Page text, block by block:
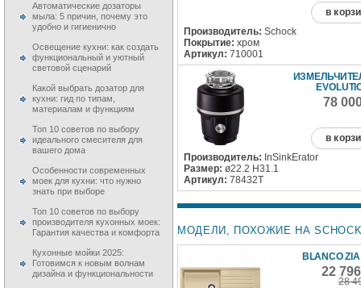
в
Производитель: Schock
Покрытие: хром
Артикул: 710001
78
в
Производитель: InSinkErator
Размер: ø22.2 H31.1
Артикул: 78432T
МОДЕЛИ, ПОХОЖИЕ НА SCHOCK
BLANCO
22
28
Автоматические дозаторы
мыла: 5 причин, почему это
удобно и гигиенично
Освещение кухни: как создать
функциональный и уютный
световой сценарий
Какой выбрать дозатор для
кухни: гид по типам,
материалам и функциям
Топ 10 советов по выбору
идеального смесителя для
вашего дома
Особенности современных
моек для кухни: что нужно
знать при выборе
Топ 10 советов по выбору
производителя кухонных моек:
Гарантия качества и комфорта
Кухонные мойки 2025:
Готовимся к новым волнам
дизайна и функциональности